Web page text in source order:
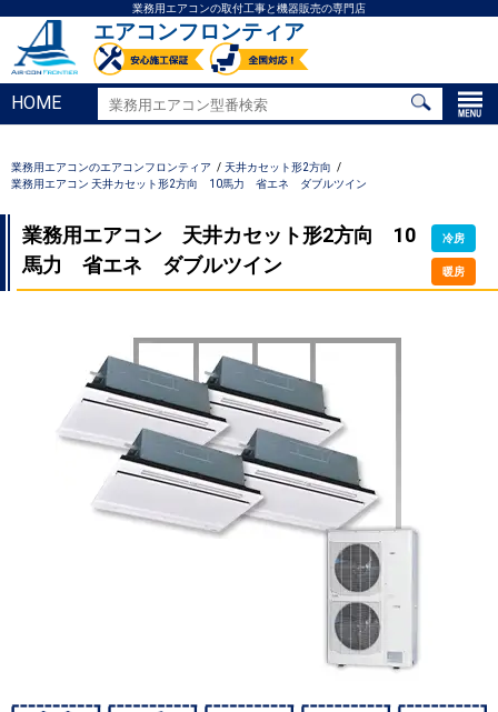
業務用エアコンの取付工事と機器販売の専門店
エアコンフロンティア
HOME
業務用エアコンのエアコンフロンティア
天井カセット形2方向
業務用エアコン 天井カセット形2方向 10馬力 省エネ ダブルツイン
業務用エアコン 天井カセット形2方向 10
馬力 省エネ ダブルツイン
冷房
暖房